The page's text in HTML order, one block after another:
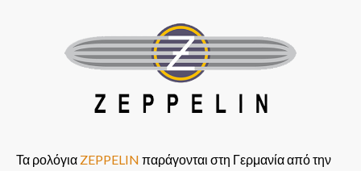
Τα ρολόγια ZEPPELIN παράγονται στη Γερμανία από την